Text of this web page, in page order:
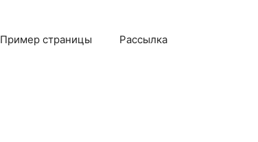
Пример страницы Рассылка